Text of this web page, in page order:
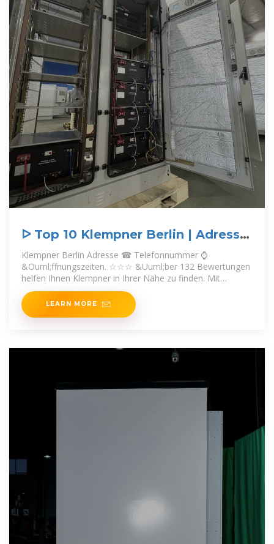
ᐅ Top 10 Klempner Berlin | Adresse
| ☎ Telefonnummer
Klempner Berlin Adresse ☎ Telefonnummer ⌚
&Ouml;ffnungszeiten. ☆☆☆ &Uuml;ber 132 Bewertungen
helfen Ihnen Klempner in Ihrer Nähe zu finden. Mit
Routenplaner!
LEARN MORE